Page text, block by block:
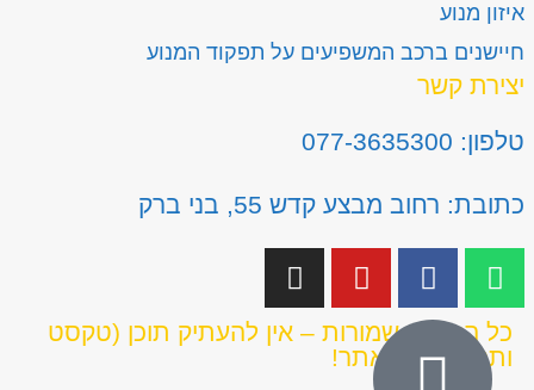
איזון מנוע
חיישנים ברכב המשפיעים על תפקוד המנוע
יצירת קשר
טלפון: 077-3635300
כתובת: רחוב מבצע קדש 55, בני ברק
כל הזכויות שמורות – אין להעתיק תוכן (טקסט
ותמונות) מהאתר!